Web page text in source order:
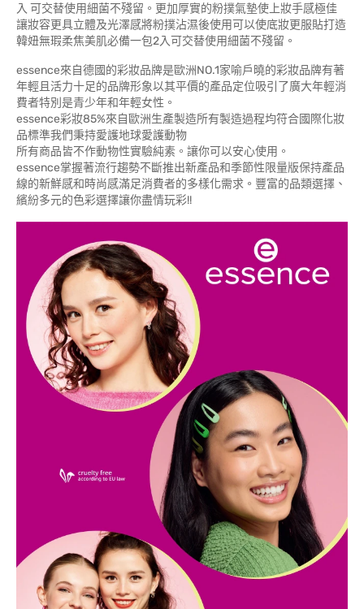
入 可交替使用細菌不殘留。更加厚實的粉撲氣墊使上妝手感極佳
讓妝容更具立體及光澤感將粉撲沾濕後使用可以使底妝更服貼打造
韓妞無瑕柔焦美肌必備一包2入可交替使用細菌不殘留。
essence來自德國的彩妝品牌是歐洲NO.1家喻戶曉的彩妝品牌有著
年輕且活力十足的品牌形象以其平價的產品定位吸引了廣大年輕消
費者特別是青少年和年輕女性。
essence彩妝85%來自歐洲生產製造所有製造過程均符合國際化妝
品標準我們秉持愛護地球愛護動物
所有商品皆不作動物性實驗純素。讓你可以安心使用。
essence掌握著流行趨勢不斷推出新產品和季節性限量版保持產品
線的新鮮感和時尚感滿足消費者的多樣化需求。豐富的品類選擇、
繽紛多元的色彩選擇讓你盡情玩彩!!